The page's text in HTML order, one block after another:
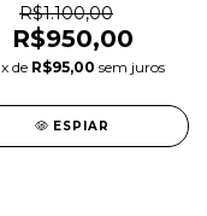
R$1.100,00
R$950,00
x de R$95,00 sem juros
ESPIAR